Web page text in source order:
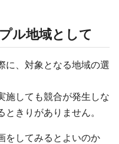
ル地域として
に、対象となる地域の選
施しても競合が発生しな
きりがありません。
をしてみるとよいのか